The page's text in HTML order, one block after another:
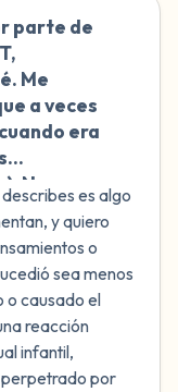
parte de
Me
a veces
era
No
ya que
Pero
gustaba
esto les
es algo
y quiero
o
sea menos
o causado el
reacción
infantil,
por